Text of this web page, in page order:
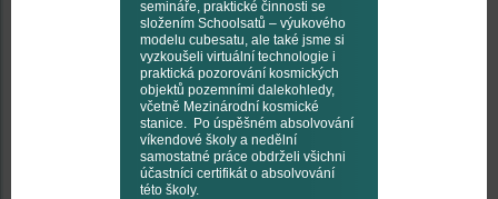
semináře, praktické činnosti se
složením Schoolsatů – výukového
modelu cubesatu, ale také jsme si
vyzkoušeli virtuální technologie i
praktická pozorování kosmických
objektů pozemními dalekohledy,
včetně Mezinárodní kosmické
stanice. Po úspěšném absolvování
víkendové školy a nedělní
samostatné práce obdrželi všichni
účastníci certifikát o absolvování
této školy.